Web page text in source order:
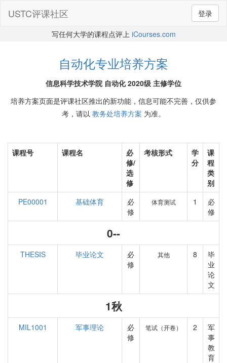
登录
USTC评课社区
写任何大学的课程点评上 iCourses.com
自动化专业培养方案
信息科学技术学院 自动化 2020级 主修学位
培养方案页面是评课社区推出的新功能，信息可能不完善，仅供参
考，请以 教务处培养方案 为准。
课程号 课程名
必
修/
选
修
考核形式
学
分
课
程
类
别
PE00001
基础体育
必
修
体育测试 1
必
修
0--
THESIS 毕业论文
必
修
其他 8
毕
业
论
文
1秋
MIL1001 军事理论
必
修
笔试（开卷） 2
军
事
教
育